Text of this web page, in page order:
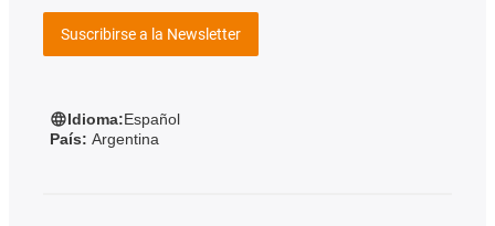
Suscribirse a la Newsletter
Idioma:Español
País: Argentina